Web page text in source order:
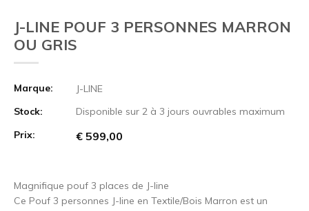
J-LINE POUF 3 PERSONNES MARRON
OU GRIS
Marque:
J-LINE
Stock:
Disponible sur 2 à 3 jours ouvrables maximum
Prix:
€ 599,00
Magnifique pouf 3 places de J-line
Ce Pouf 3 personnes J-line en Textile/Bois Marron est un